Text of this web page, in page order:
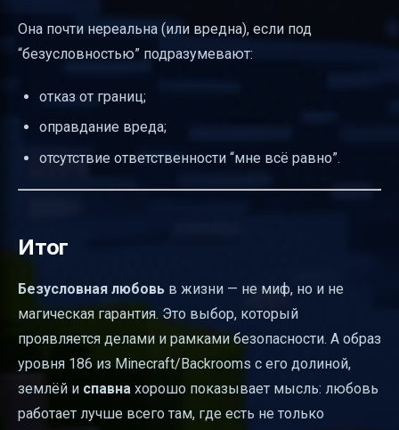
Она почти нереальна (или вредна), если под
“безусловностью” подразумевают:
отказ от границ;
оправдание вреда;
отсутствие ответственности “мне всё равно”.
Итог
Безусловная любовь в жизни — не миф, но и не
магическая гарантия. Это выбор, который
проявляется делами и рамками безопасности. А образ
уровня 186 из Minecraft/Backrooms с его долиной,
землёй и спавна хорошо показывает мысль: любовь
работает лучше всего там, где есть не только